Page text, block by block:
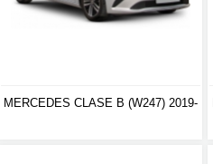
MERCEDES CLASE B (W247) 2019-